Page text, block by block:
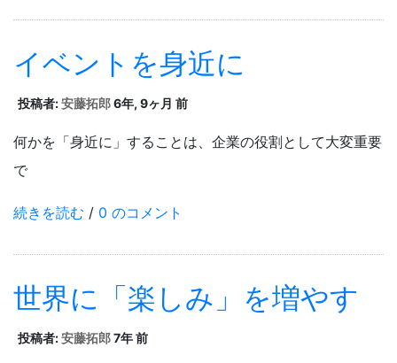
イベントを身近に
投稿者:安藤拓郎6年, 9ヶ月 前
何かを「身近に」することは、企業の役割として大変重要
で
続きを読む / 0 のコメント
世界に「楽しみ」を増やす
投稿者:安藤拓郎7年 前